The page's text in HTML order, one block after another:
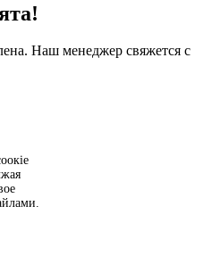
Наш менеджер свяжется с
и появится на сайте